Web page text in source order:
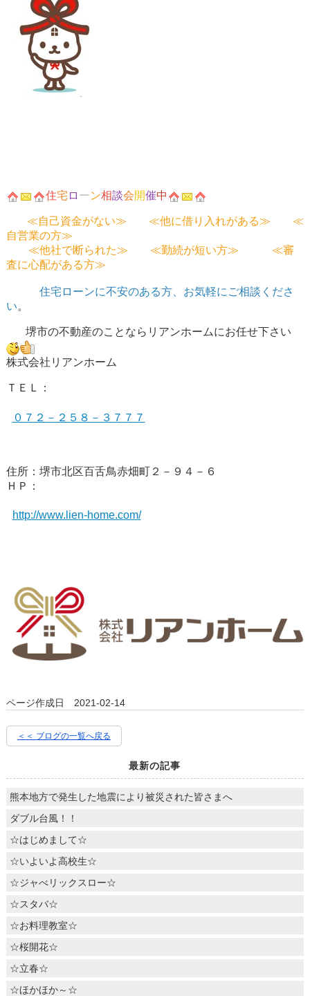
住宅 ロ ーン相談会開催中
≪自己資金がない≫ ≪他に借り入れがある≫ ≪
自営業の方≫
≪他社で断られた≫ ≪勤続が短い方≫ ≪審
査に心配がある方≫
住宅ローンに不安のある方、お気軽にご相談くださ
い。
堺市の不動産のことならリアンホームにお任せ下さい
株式会社リアンホーム
ＴＥＬ：
０７２－２５８－３７７７
住所：堺市北区百舌鳥赤畑町２－９４－６
ＨＰ：
http://www.lien-home.com/
ページ作成日 2021-02-14
＜＜ ブログの一覧へ戻る
最新の記事
熊本地方で発生した地震により被災された皆さまへ
ダブル台風！！
☆はじめまして☆
☆いよいよ高校生☆
☆ジャべリックスロー☆
☆スタバ☆
☆お料理教室☆
☆桜開花☆
☆立春☆
☆ほかほか～☆